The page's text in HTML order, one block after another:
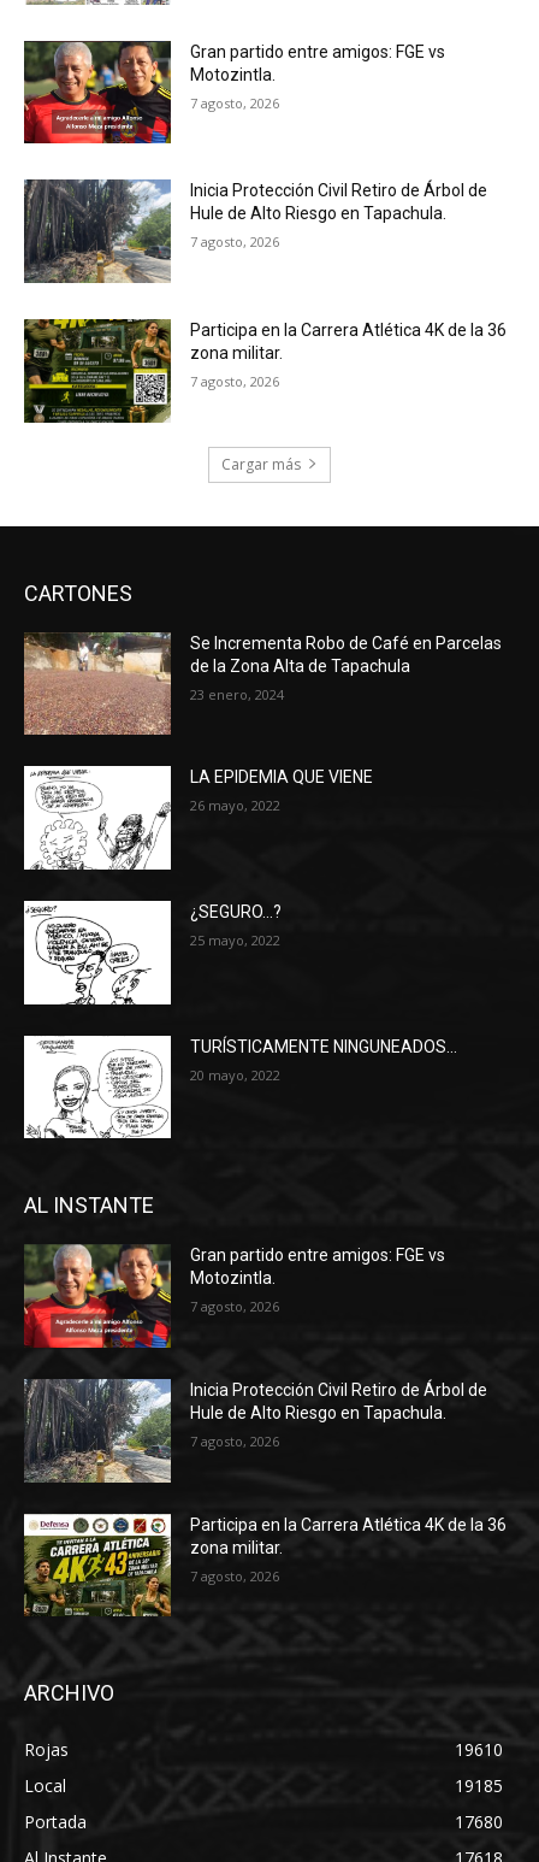
Gran partido entre amigos: FGE vs
Motozintla.
7 agosto, 2026
Inicia Protección Civil Retiro de Árbol de
Hule de Alto Riesgo en Tapachula.
7 agosto, 2026
Participa en la Carrera Atlética 4K de la 36
zona militar.
7 agosto, 2026
Cargar más
CARTONES
Se Incrementa Robo de Café en Parcelas
de la Zona Alta de Tapachula
23 enero, 2024
LA EPIDEMIA QUE VIENE
26 mayo, 2022
¿SEGURO…?
25 mayo, 2022
TURÍSTICAMENTE NINGUNEADOS…
20 mayo, 2022
AL INSTANTE
Gran partido entre amigos: FGE vs
Motozintla.
7 agosto, 2026
Inicia Protección Civil Retiro de Árbol de
Hule de Alto Riesgo en Tapachula.
7 agosto, 2026
Participa en la Carrera Atlética 4K de la 36
zona militar.
7 agosto, 2026
ARCHIVO
Rojas
19610
Local
19185
Portada
17680